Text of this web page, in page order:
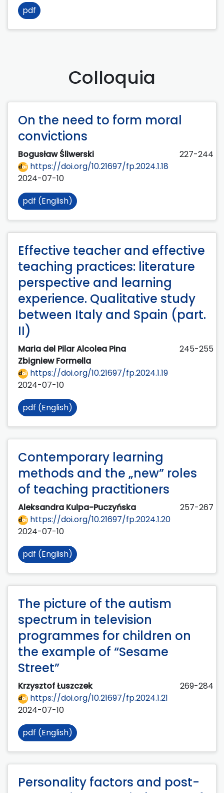
pdf
Colloquia
On the need to form moral
convictions
Bogusław Śliwerski
227-244
https://doi.org/10.21697/fp.2024.1.18
2024-07-10
pdf (English)
Effective teacher and effective
teaching practices: literature
perspective and learning
experience. Qualitative study
between Italy and Spain (part.
II)
Maria del Pilar Alcolea Pina
Zbigniew Formella
245-255
https://doi.org/10.21697/fp.2024.1.19
2024-07-10
pdf (English)
Contemporary learning
methods and the „new” roles
of teaching practitioners
Aleksandra Kulpa-Puczyńska
257-267
https://doi.org/10.21697/fp.2024.1.20
2024-07-10
pdf (English)
The picture of the autism
spectrum in television
programmes for children on
the example of “Sesame
Street”
Krzysztof Łuszczek
269-284
https://doi.org/10.21697/fp.2024.1.21
2024-07-10
pdf (English)
Personality factors and post-